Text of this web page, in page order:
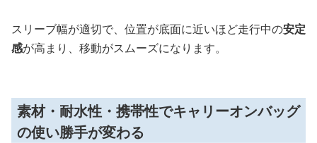
スリーブ幅が適切で、位置が底面に近いほど走行中の安定
感が高まり、移動がスムーズになります。
素材・耐水性・携帯性でキャリーオンバッグ
の使い勝手が変わる